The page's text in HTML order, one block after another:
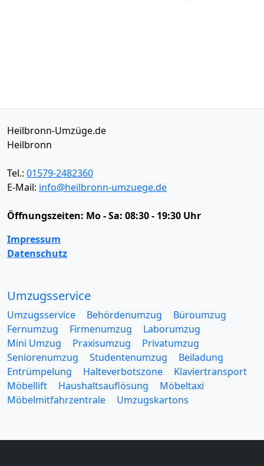
Heilbronn-Umzüge.de
Heilbronn
Tel.: 01579-2482360
E-Mail: info@heilbronn-umzuege.de
Öffnungszeiten: Mo - Sa: 08:30 - 19:30 Uhr
Impressum
Datenschutz
Umzugsservice
Umzugsservice Behördenumzug
Büroumzug
Fernumzug
Firmenumzug
Laborumzug
Mini Umzug
Praxisumzug
Privatumzug
Seniorenumzug
Studentenumzug
Beiladung
Entrümpelung
Halteverbotszone
Klaviertransport
Möbellift
Haushaltsauflösung
Möbeltaxi
Möbelmitfahrzentrale
Umzugskartons